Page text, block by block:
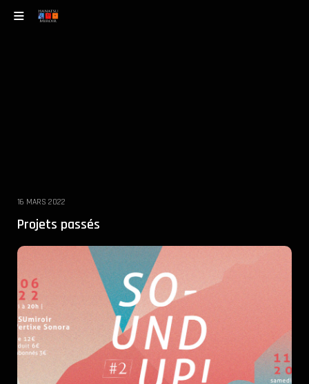
16 MARS 2022
Projets passés
SOUND UP! #2
HANATSUmiroir invite Vertixe Sonora
2022
more